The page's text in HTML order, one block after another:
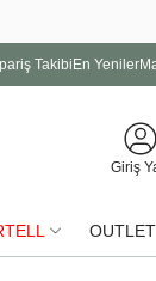
Takibi En Yeniler
Giriş
OUTLET